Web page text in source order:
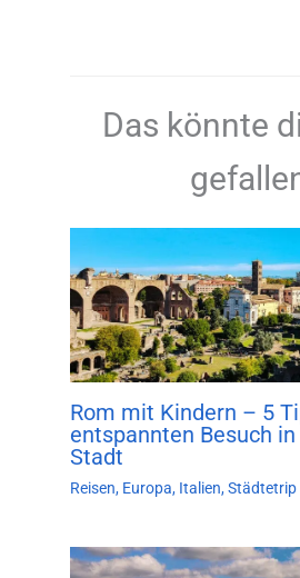
Das könnte
Rom mit Kindern – 5
entspannten Besuch
Stadt
Reisen, Europa, Italien,Städtetrip